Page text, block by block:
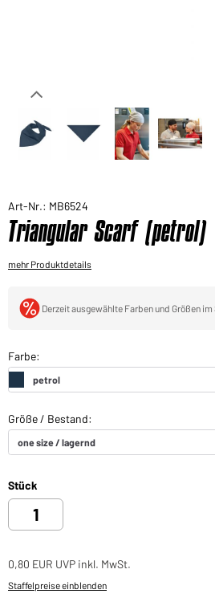
Art-Nr.: MB6524
Triangular Scarf (petrol)
mehr Produktdetails
Derzeit ausgewählte Farben und Größen im
Stück
0,80 EUR UVP inkl. MwSt.
Staffelpreise einblenden